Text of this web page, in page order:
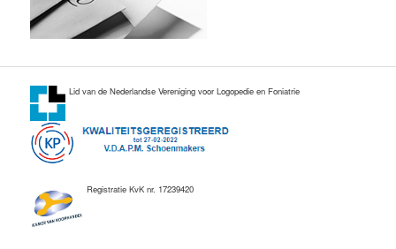
Lid van de Nederlandse Vereniging voor Logopedie en Foniatrie
Registratie KvK nr. 17239420